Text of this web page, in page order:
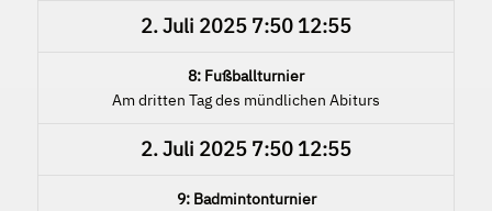
2. Juli 2025 7:50 12:55
8: Fußballturnier
Am dritten Tag des mündlichen Abiturs
2. Juli 2025 7:50 12:55
9: Badmintonturnier